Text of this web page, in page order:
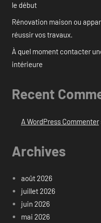
le début
Rénovation maison ou
réussir vos travaux.
À quel moment contacter
intérieure
Recent
A WordPress Commenter
Archives
août 2026
juillet 2026
juin 2026
mai 2026